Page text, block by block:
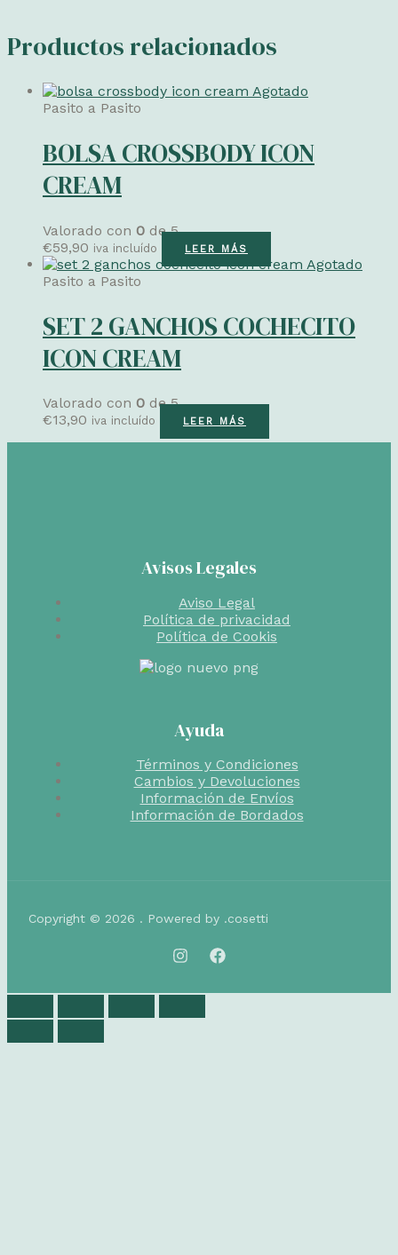
Productos relacionados
Agotado
Pasito a Pasito
BOLSA CROSSBODY ICON
CREAM
Valorado con 0 de 5
€59,90 iva incluído LEER MÁS
Agotado
Pasito a Pasito
SET 2 GANCHOS COCHECITO
ICON CREAM
Valorado con 0 de 5
€13,90 iva incluído LEER MÁS
Avisos Legales
Aviso Legal
Política de privacidad
Política de Cookis
Ayuda
Términos y Condiciones
Cambios y Devoluciones
Información de Envíos
Información de Bordados
Copyright © 2026 . Powered by .cosetti